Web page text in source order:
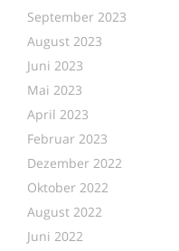
September 2023
August 2023
Juni 2023
Mai 2023
April 2023
Februar 2023
Dezember 2022
Oktober 2022
August 2022
Juni 2022